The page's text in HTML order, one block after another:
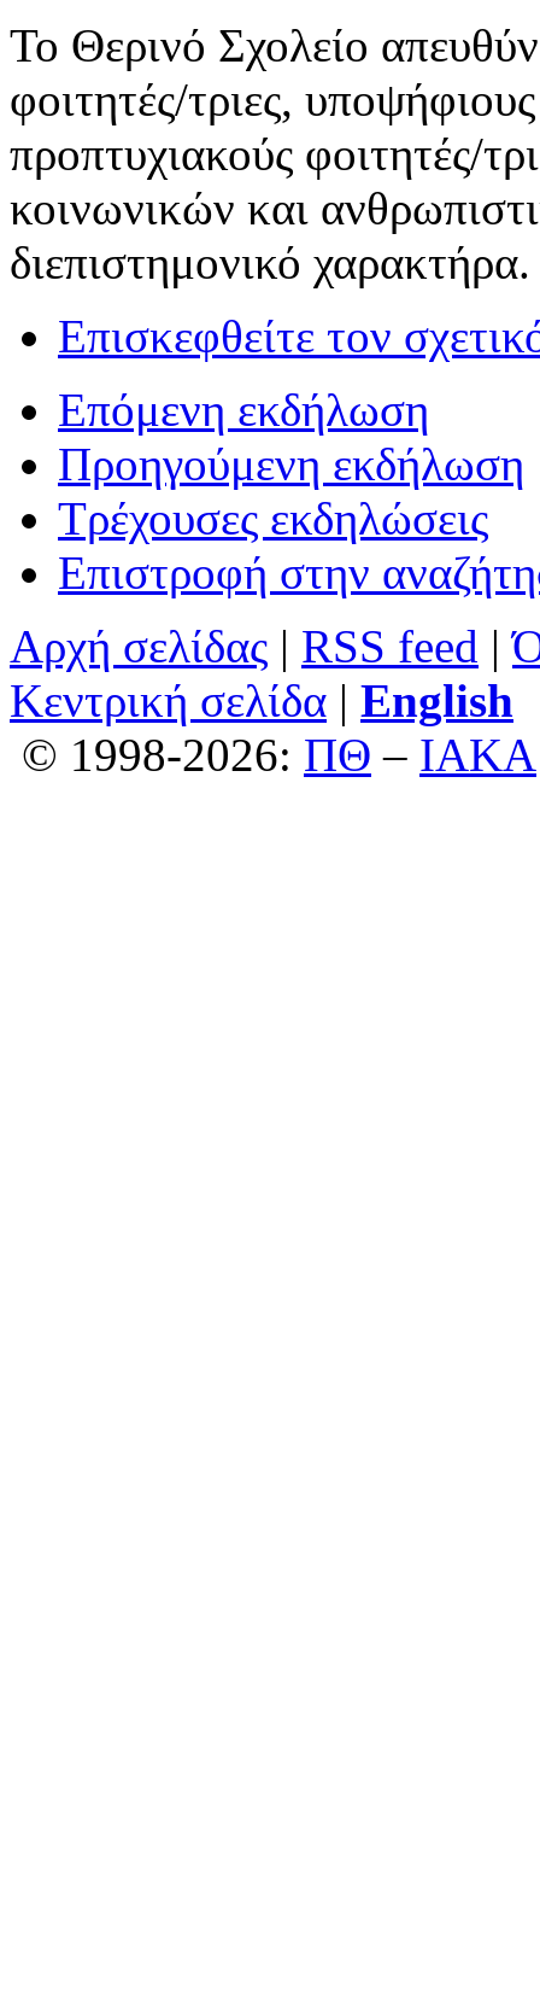
Το Θερινό Σχολείο
φοιτητές/τριες,
προπτυχιακούς φοιτητές/
κοινωνικών και
διεπιστημονικό χαρακτήρα.
Επισκεφθείτε τον
Επόμενη εκδήλωση
Προηγούμενη εκδήλωση
Τρέχουσες εκδηλώσεις
Επιστροφή στην
Αρχή σελίδας | RSS feed |
Κεντρική σελίδα | English
© 1998-2026: ΠΘ – ΙΑΚΑ